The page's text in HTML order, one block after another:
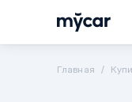
Главная